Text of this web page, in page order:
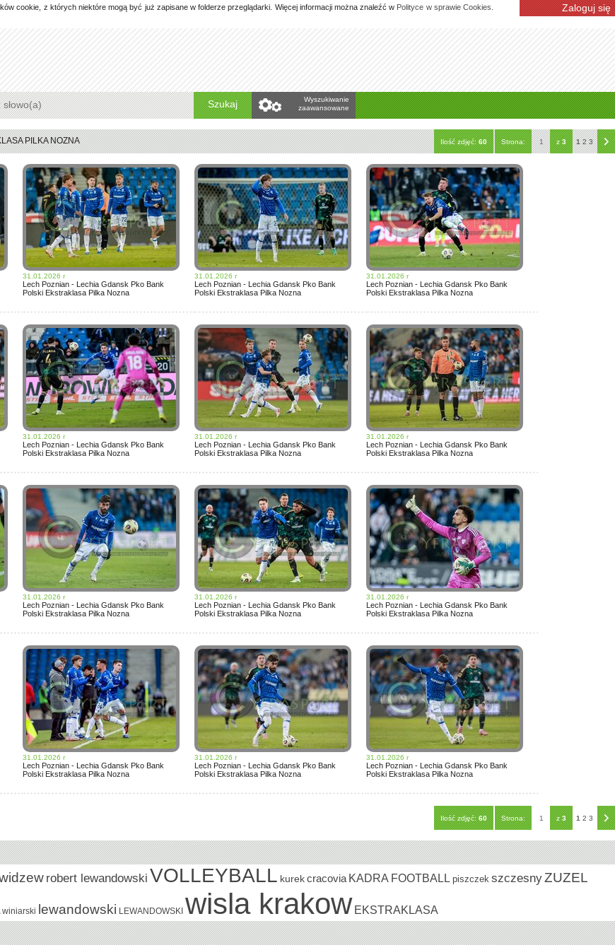
cookie, z których niektóre mogą być już zapisane w folderze przeglądarki. Więcej informacji można znaleźć w Polityce w sprawie Cookies.
Zaloguj się
Szukaj
Wyszukiwanie
zaawansowane
PILKA NOZNA Ilość zdjęć:60 Strona: 1 z3 1 2 3
31.01.2026 r
Lech Poznian - Lechia Gdansk Pko Bank
Polski Ekstraklasa Pilka Nozna
31.01.2026 r
Lech Poznian - Lechia Gdansk Pko Bank
Polski Ekstraklasa Pilka Nozna
31.01.2026 r
Lech Poznian - Lechia Gdansk Pko Bank
Polski Ekstraklasa Pilka Nozna
31.01.2026 r
Lech Poznian - Lechia Gdansk Pko Bank
Polski Ekstraklasa Pilka Nozna
31.01.2026 r
Lech Poznian - Lechia Gdansk Pko Bank
Polski Ekstraklasa Pilka Nozna
31.01.2026 r
Lech Poznian - Lechia Gdansk Pko Bank
Polski Ekstraklasa Pilka Nozna
31.01.2026 r
Lech Poznian - Lechia Gdansk Pko Bank
Polski Ekstraklasa Pilka Nozna
31.01.2026 r
Lech Poznian - Lechia Gdansk Pko Bank
Polski Ekstraklasa Pilka Nozna
31.01.2026 r
Lech Poznian - Lechia Gdansk Pko Bank
Polski Ekstraklasa Pilka Nozna
31.01.2026 r
Lech Poznian - Lechia Gdansk Pko Bank
Polski Ekstraklasa Pilka Nozna
31.01.2026 r
Lech Poznian - Lechia Gdansk Pko Bank
Polski Ekstraklasa Pilka Nozna
31.01.2026 r
Lech Poznian - Lechia Gdansk Pko Bank
Polski Ekstraklasa Pilka Nozna
Ilość zdjęć:60 Strona: 1 z3 1 2 3
robert lewandowski VOLLEYBALL kurekcracovia KADRA FOOTBALL piszczek szczesnyZUZEL
winiarski lewandowski LEWANDOWSKI wisla krakow EKSTRAKLASA